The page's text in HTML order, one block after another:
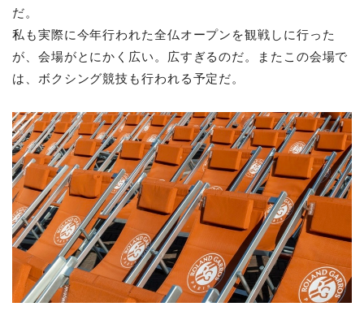
だ。
私も実際に今年行われた全仏オープンを観戦しに行った
が、会場がとにかく広い。広すぎるのだ。またこの会場で
は、ボクシング競技も行われる予定だ。